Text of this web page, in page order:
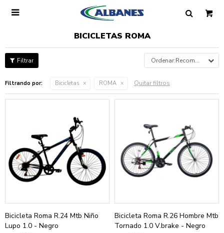

BICICLETAS ROMA
Recomendados
Filtrando por: Bicicletas ROMA Quitar filtros
Bicicleta Roma R.24 Mtb Niño
Lupo 1.0 - Negro
Bicicleta Roma R.26 Hombre Mtb
Tornado 1.0 V.brake - Negro